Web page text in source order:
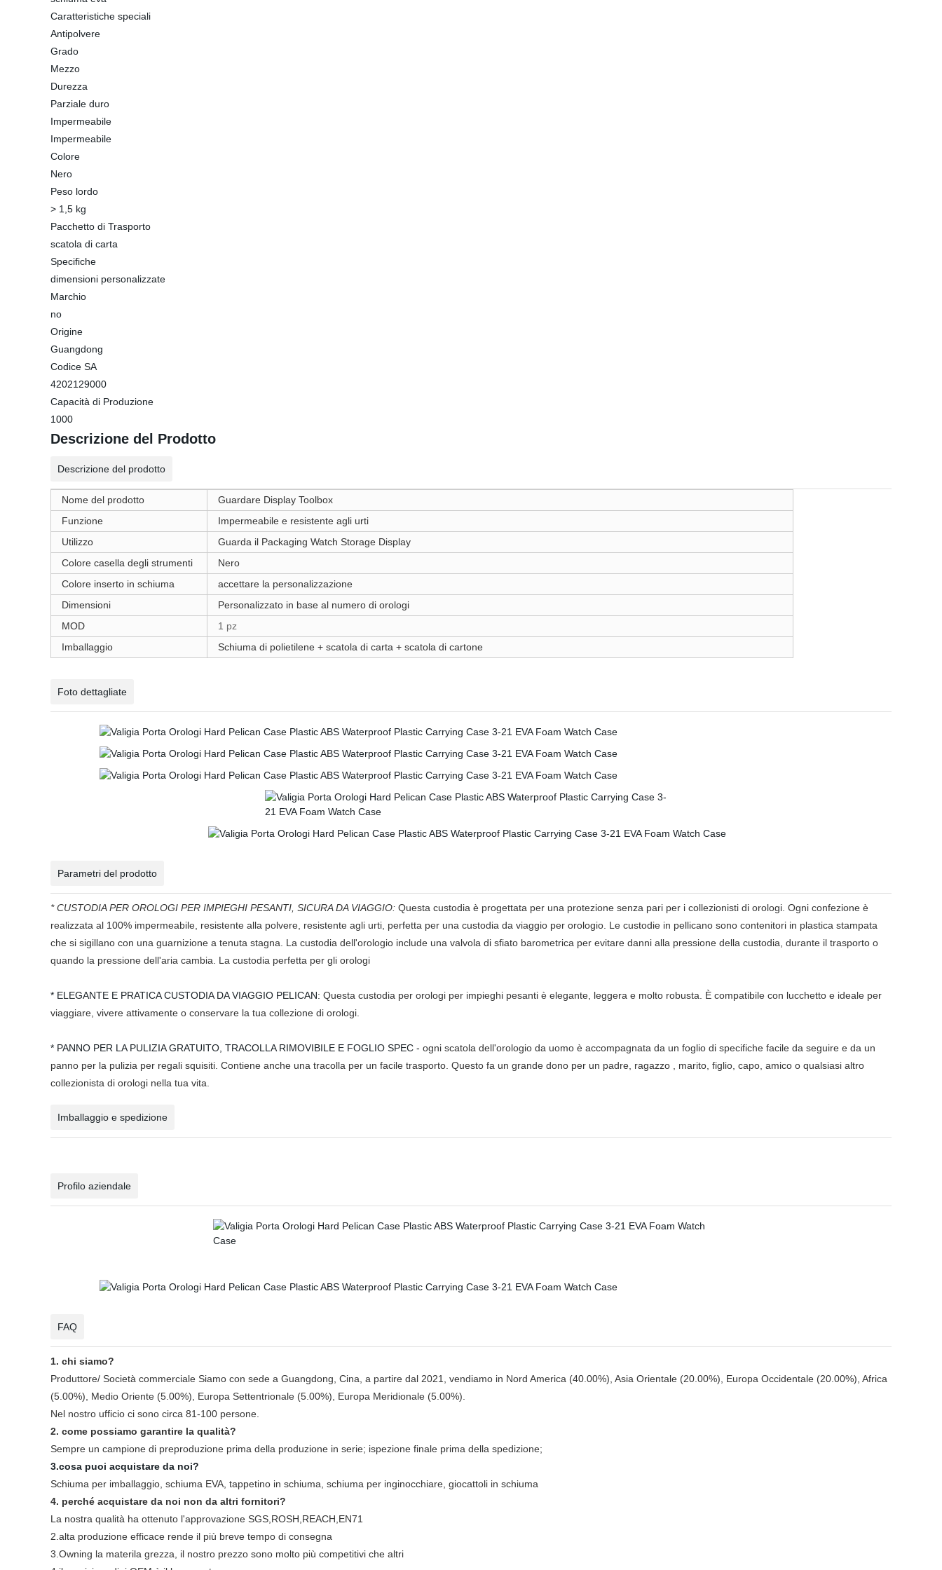
Caratteristiche speciali
Antipolvere
Grado
Mezzo
Durezza
Parziale duro
Impermeabile
Impermeabile
Colore
Nero
Peso lordo
> 1,5 kg
Pacchetto di Trasporto
scatola di carta
Specifiche
dimensioni personalizzate
Marchio
no
Origine
Guangdong
Codice SA
4202129000
Capacità di Produzione
1000
Descrizione del Prodotto
Descrizione del prodotto
Nome del prodotto
Guardare Display Toolbox
Funzione
Impermeabile e resistente agli urti
Utilizzo
Guarda il Packaging Watch Storage Display
Colore casella degli strumenti
Nero
Colore inserto in schiuma
accettare la personalizzazione
Dimensioni
Personalizzato in base al numero di orologi
MOD
1 pz
Imballaggio
Schiuma di polietilene + scatola di carta + scatola di cartone
Foto dettagliate
Parametri del prodotto
* CUSTODIA PER OROLOGI PER IMPIEGHI PESANTI, SICURA DA VIAGGIO: Questa custodia è progettata per una protezione senza pari per i collezionisti di orologi. Ogni confezione è
realizzata al 100% impermeabile, resistente alla polvere, resistente agli urti, perfetta per una custodia da viaggio per orologio. Le custodie in pellicano sono contenitori in plastica stampata
che si sigillano con una guarnizione a tenuta stagna. La custodia dell'orologio include una valvola di sfiato barometrica per evitare danni alla pressione della custodia, durante il trasporto o
quando la pressione dell'aria cambia. La custodia perfetta per gli orologi
* ELEGANTE E PRATICA CUSTODIA DA VIAGGIO PELICAN: Questa custodia per orologi per impieghi pesanti è elegante, leggera e molto robusta. È compatibile con lucchetto e ideale per
viaggiare, vivere attivamente o conservare la tua collezione di orologi.
* PANNO PER LA PULIZIA GRATUITO, TRACOLLA RIMOVIBILE E FOGLIO SPEC - ogni scatola dell'orologio da uomo è accompagnata da un foglio di specifiche facile da seguire e da un
panno per la pulizia per regali squisiti. Contiene anche una tracolla per un facile trasporto. Questo fa un grande dono per un padre, ragazzo , marito, figlio, capo, amico o qualsiasi altro
collezionista di orologi nella tua vita.
Imballaggio e spedizione
Profilo aziendale
FAQ
1. chi siamo?
Produttore/ Società commerciale Siamo con sede a Guangdong, Cina, a partire dal 2021, vendiamo in Nord America (40.00%), Asia Orientale (20.00%), Europa Occidentale (20.00%), Africa
(5.00%), Medio Oriente (5.00%), Europa Settentrionale (5.00%), Europa Meridionale (5.00%).
Nel nostro ufficio ci sono circa 81-100 persone.
2. come possiamo garantire la qualità?
Sempre un campione di preproduzione prima della produzione in serie; ispezione finale prima della spedizione;
3.cosa puoi acquistare da noi?
Schiuma per imballaggio, schiuma EVA, tappetino in schiuma, schiuma per inginocchiare, giocattoli in schiuma
4. perché acquistare da noi non da altri fornitori?
La nostra qualità ha ottenuto l'approvazione SGS,ROSH,REACH,EN71
2.alta produzione efficace rende il più breve tempo di consegna
3.Owning la materila grezza, il nostro prezzo sono molto più competitivi che altri